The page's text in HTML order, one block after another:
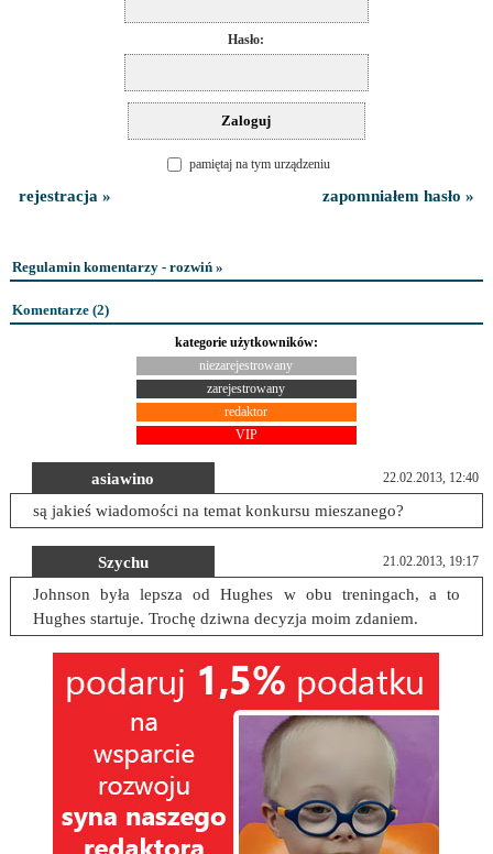
Hasło:
pamiętaj na tym urządzeniu
rejestracja » zapomniałem hasło »
Regulamin komentarzy - rozwiń »
Komentarze (2)
kategorie użytkowników:
niezarejestrowany
zarejestrowany
redaktor
VIP
asiawino 22.02.2013, 12:40
są jakieś wiadomości na temat konkursu mieszanego?
Szychu 21.02.2013, 19:17
Johnson była lepsza od Hughes w obu treningach, a to
Hughes startuje. Trochę dziwna decyzja moim zdaniem.